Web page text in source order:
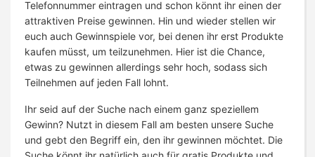
Telefonnummer eintragen und schon könnt ihr einen der
attraktiven Preise gewinnen. Hin und wieder stellen wir
euch auch Gewinnspiele vor, bei denen ihr erst Produkte
kaufen müsst, um teilzunehmen. Hier ist die Chance,
etwas zu gewinnen allerdings sehr hoch, sodass sich
Teilnehmen auf jeden Fall lohnt.
Ihr seid auf der Suche nach einem ganz speziellem
Gewinn? Nutzt in diesem Fall am besten unsere Suche
und gebt den Begriff ein, den ihr gewinnen möchtet. Die